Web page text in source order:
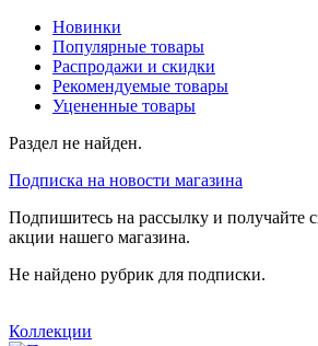
Новинки
Популярные товары
Распродажи и скидки
Рекомендуемые товары
Уцененные товары
Раздел не найден.
Подписка на новости магазина
Подпишитесь на рассылку и получайте
акции нашего магазина.
Не найдено рубрик для подписки.
Коллекции